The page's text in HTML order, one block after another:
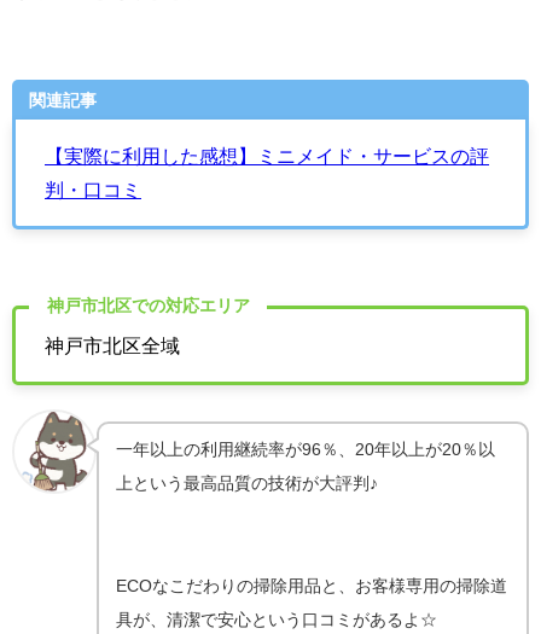
関連記事
【実際に利用した感想】ミニメイド・サービスの評
判・口コミ
神戸市北区での対応エリア
神戸市北区全域
一年以上の利用継続率が96％、20年以上が20％以
上という最高品質の技術が大評判♪
ECOなこだわりの掃除用品と、お客様専用の掃除道
具が、清潔で安心という口コミがあるよ☆